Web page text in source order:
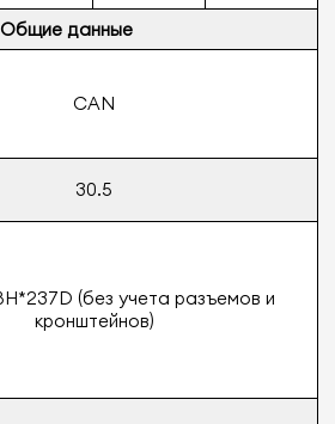
Общие данные
CAN
30.5
(без учета разъемов и
кронштейнов)